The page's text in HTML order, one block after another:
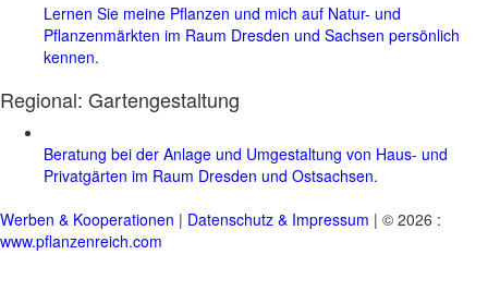
Lernen Sie meine Pflanzen und mich auf Natur- und
Pflanzenmärkten im Raum Dresden und Sachsen persönlich
kennen.
Regional: Gartengestaltung
Beratung bei der Anlage und Umgestaltung von Haus- und
Privatgärten im Raum Dresden und Ostsachsen.
Werben & Kooperationen | Datenschutz & Impressum | © 2026 :
www.pflanzenreich.com